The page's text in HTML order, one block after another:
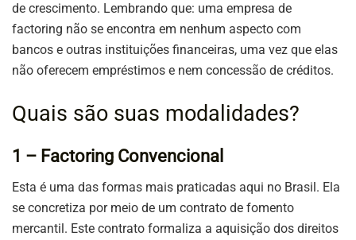
de crescimento. Lembrando que: uma empresa de
factoring não se encontra em nenhum aspecto com
bancos e outras instituições financeiras, uma vez que elas
não oferecem empréstimos e nem concessão de créditos.
Quais são suas modalidades?
1 – Factoring Convencional
Esta é uma das formas mais praticadas aqui no Brasil. Ela
se concretiza por meio de um contrato de fomento
mercantil. Este contrato formaliza a aquisição dos direitos